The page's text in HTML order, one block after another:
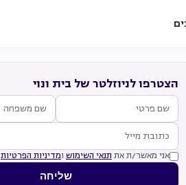
הצטרפו לניוזלטר של בית ונוי
אני מאשר/ת את תנאי השימוש ומדיניות הפרטיות
שליחה